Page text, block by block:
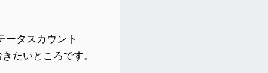
ータスカウント
たいところです。